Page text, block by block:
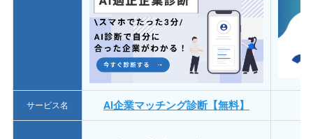
サービス名 AI企業マッチング診断【無料】